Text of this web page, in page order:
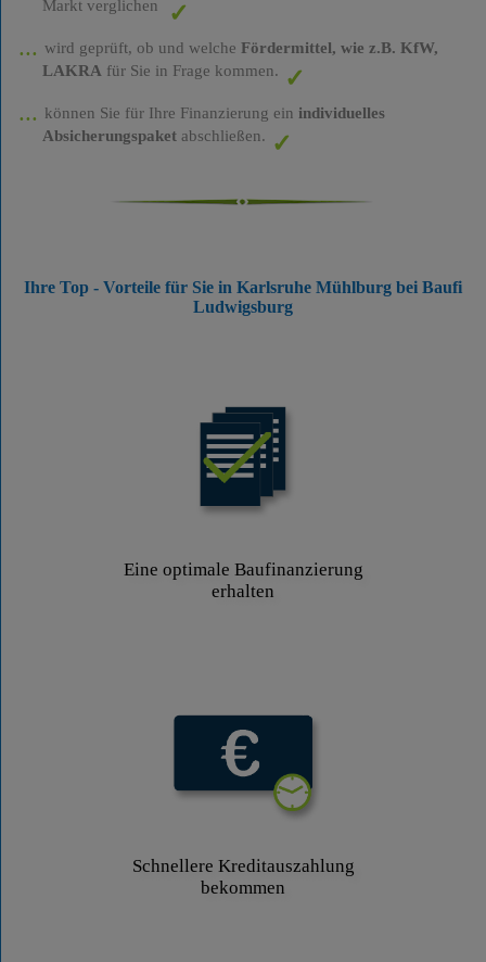
Markt verglichen
wird geprüft, ob und welche Fördermittel, wie z.B. KfW,
LAKRA für Sie in Frage kommen.
können Sie für Ihre Finanzierung ein individuelles
Absicherungspaketabschließen.
Ihre Top - Vorteile für Sie in Karlsruhe Mühlburg bei Baufi
Ludwigsburg
Eine optimale Baufinanzierung
erhalten
Schnellere Kreditauszahlung
bekommen